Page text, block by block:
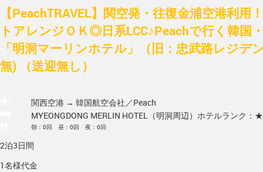
【PeachTRAVEL】関空発・往復金浦空港利用
トアレンジＯＫ◎日系LCC♪Peachで行く韓国
「明洞マーリンホテル」（旧：忠武路レジデ
無) （送迎無し）
関西空港 → 韓国航空会社／Peach
MYEONGDONG MERLIN HOTEL（明洞周辺） ホテルランク：
朝：0回 昼：0回 夜：0回
2泊3日間
1名様代金